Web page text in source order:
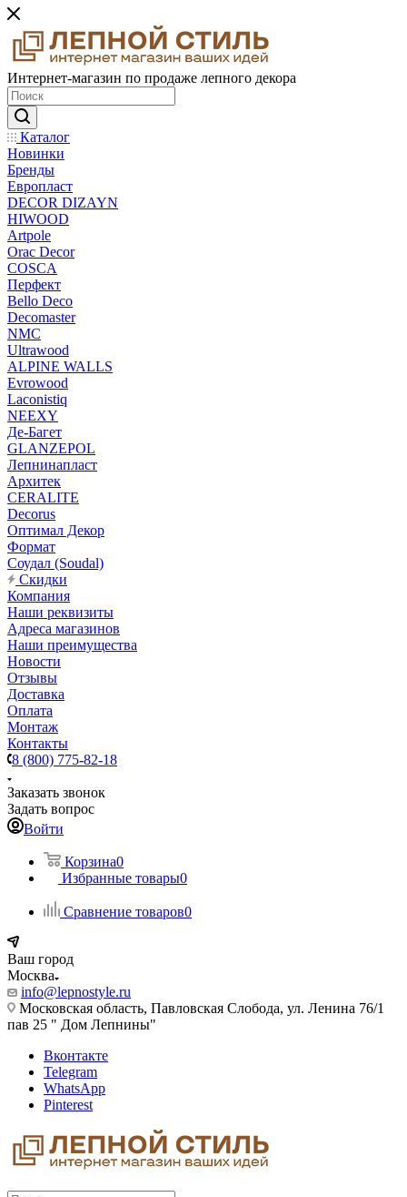
Интернет-магазин по продаже лепного декора
Каталог
Новинки
Бренды
Европласт
DECOR DIZAYN
HIWOOD
Artpole
Orac Decor
COSCA
Перфект
Bello Deco
Decomaster
NMС
Ultrawood
ALPINE WALLS
Evrowood
Laconistiq
NEEXY
Де-Багет
GLANZEPOL
Лепнинапласт
Архитек
CERALITE
Decorus
Оптимал Декор
Формат
Соудал (Soudal)
Скидки
Компания
Наши реквизиты
Адреса магазинов
Наши преимущества
Новости
Отзывы
Доставка
Оплата
Монтаж
Контакты
8 (800) 775-82-18
Заказать звонок
Задать вопрос
Войти
Корзина0
Избранные товары0
Сравнение товаров0
Ваш город
Москва
info@lepnostyle.ru
Московская область, Павловская Слобода, ул. Ленина 76/1
пав 25 " Дом Лепнины"
Вконтакте
Telegram
WhatsApp
Pinterest